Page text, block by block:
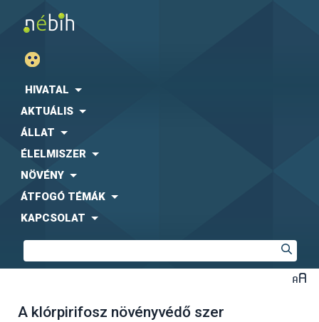
HIVATAL
AKTUÁLIS
ÁLLAT
ÉLELMISZER
NÖVÉNY
ÁTFOGÓ TÉMÁK
KAPCSOLAT
A klórpirifosz növényvédő szer